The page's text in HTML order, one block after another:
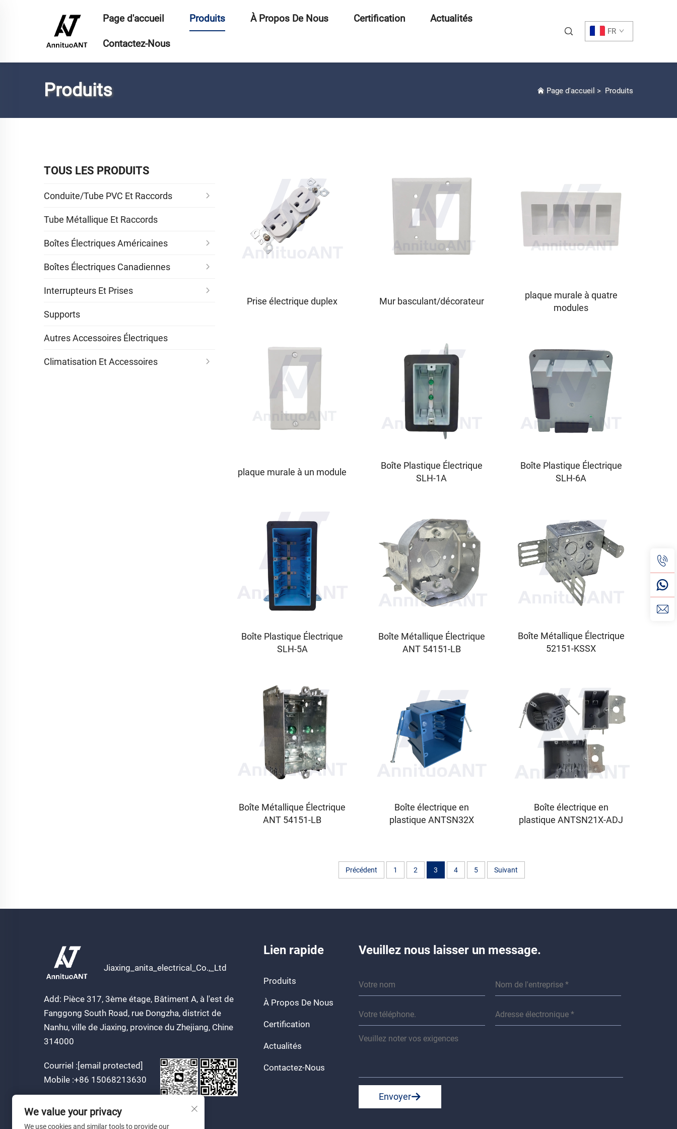
Page d'accueil Produits À Propos De Nous Certification Actualités
Contactez-Nous
FR
Produits Page d'accueil > Produits
TOUS LES PRODUITS
Conduite/Tube PVC Et Raccords
Tube Métallique Et Raccords
Boîtes Électriques Américaines
Boîtes Électriques Canadiennes
Interrupteurs Et Prises
Supports
Autres Accessoires Électriques
Climatisation Et Accessoires
Prise électrique duplex Mur basculant/décorateur
plaque murale à quatre
modules
plaque murale à un module
Boîte Plastique Électrique
SLH-1A
Boîte Plastique Électrique
SLH-6A
Boîte Plastique Électrique
SLH-5A
Boîte Métallique Électrique
ANT 54151-LB
Boîte Métallique Électrique
52151-KSSX
Boîte Métallique Électrique
ANT 54151-LB
Boîte électrique en
plastique ANTSN32X
Boîte électrique en
plastique ANTSN21X-ADJ
Précédent 1 2 3 4 5 Suivant
Jiaxing_anita_electrical_Co.,_Ltd
Add: Pièce 317, 3ème étage, Bâtiment A, à l'est de
Fanggong South Road, rue Dongzha, district de
Nanhu, ville de Jiaxing, province du Zhejiang, Chine
314000
Courriel :[email protected]
Mobile :+86 15068213630
Lien rapide
Produits
À Propos De Nous
Certification
Actualités
Contactez-Nous
Veuillez nous laisser un message.
Envoyer
We value your privacy
We use cookies and similar tools to provide our